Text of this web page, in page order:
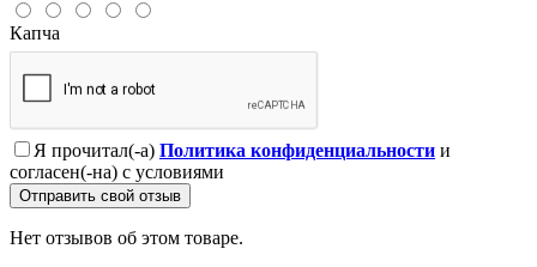
Капча
Я прочитал(-а) Политика конфиденциальности и
согласен(-на) с условиями
Отправить свой отзыв
Нет отзывов об этом товаре.